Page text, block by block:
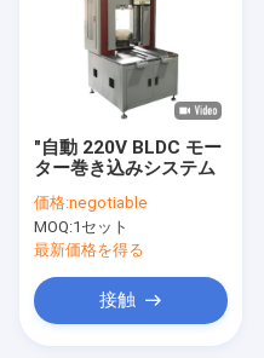
"自動 220V BLDC モー
ター巻き込みシステム
価格:negotiable
MOQ:1セット
最新価格を得る
接触